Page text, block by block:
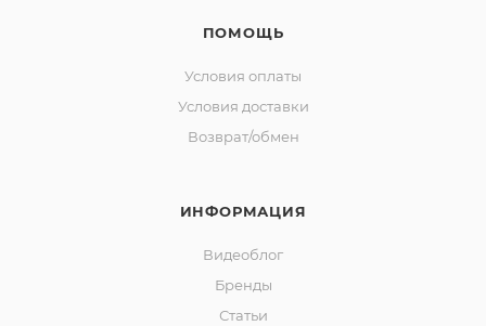
ПОМОЩЬ
Условия оплаты
Условия доставки
Возврат/обмен
ИНФОРМАЦИЯ
Видеоблог
Бренды
Статьи